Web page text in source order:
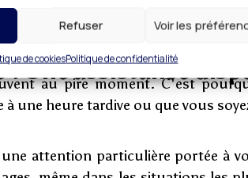
Refuser Voir les
de cookiesPolitique de confidentialité
: Une assistance
au pire moment. C'est
à une heure tardive ou que vous
attention particulière portée à